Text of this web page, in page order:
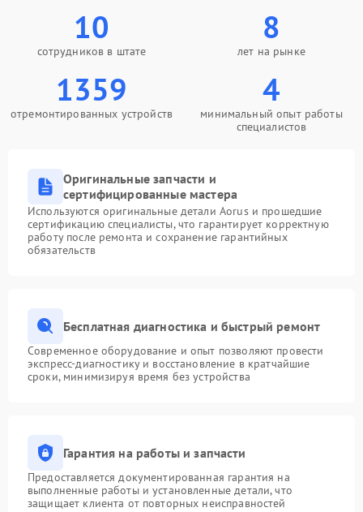
10
сотрудников в штате
8
лет на рынке
1359
отремонтированных устройств
4
минимальный опыт работы
специалистов
Оригинальные запчасти и
сертифицированные мастера
Используются оригинальные детали Aorus и прошедшие
сертификацию специалисты, что гарантирует корректную
работу после ремонта и сохранение гарантийных
обязательств
Бесплатная диагностика и быстрый ремонт
Современное оборудование и опыт позволяют провести
экспресс-диагностику и восстановление в кратчайшие
сроки, минимизируя время без устройства
Гарантия на работы и запчасти
Предоставляется документированная гарантия на
выполненные работы и установленные детали, что
защищает клиента от повторных неисправностей